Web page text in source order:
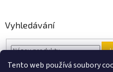
Tento web používá soubory
Vyhledávání